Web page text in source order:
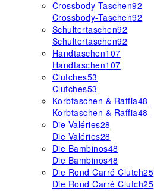
Crossbody-Taschen92
Crossbody-Taschen92
Schultertaschen92
Schultertaschen92
Handtaschen107
Handtaschen107
Clutches53
Clutches53
Korbtaschen & Raffia48
Korbtaschen & Raffia48
Die Valéries28
Die Valéries28
Die Bambinos48
Die Bambinos48
Die Rond Carré Clutch25
Die Rond Carré Clutch25